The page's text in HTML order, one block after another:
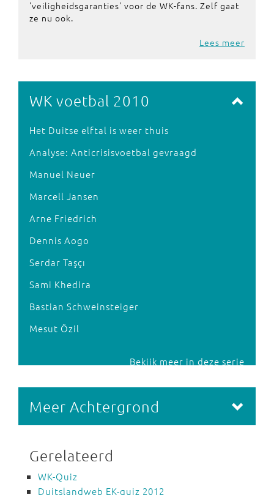
'veiligheidsgaranties' voor de WK-fans. Zelf gaat
ze nu ook.
Lees meer
WK voetbal 2010
Het Duitse elftal is weer thuis
Analyse: Anticrisisvoetbal gevraagd
Manuel Neuer
Marcell Jansen
Arne Friedrich
Dennis Aogo
Serdar Taşçı
Sami Khedira
Bastian Schweinsteiger
Mesut Özil
Bekijk meer in deze serie
Meer Achtergrond
Gerelateerd
WK-Quiz
Duitslandweb EK-quiz 2012